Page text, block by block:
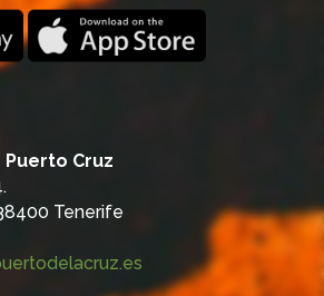
Puerto Cruz
Tenerife